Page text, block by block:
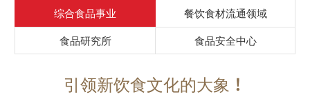
综合食品事业
餐饮食材流通领域
食品研究所
食品安全中心
引领新饮食文化的大象！